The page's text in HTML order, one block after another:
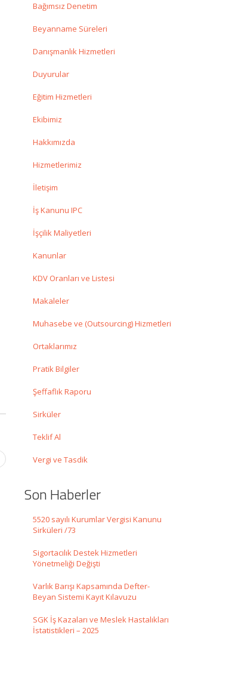
Bağımsız Denetim
Beyanname Süreleri
Danışmanlık Hizmetleri
Duyurular
Eğitim Hizmetleri
Ekibimiz
Hakkımızda
Hizmetlerimiz
İletişim
İş Kanunu IPC
İşçilik Maliyetleri
Kanunlar
KDV Oranları ve Listesi
Makaleler
Muhasebe ve (Outsourcing) Hizmetleri
Ortaklarımız
Pratik Bilgiler
Şeffaflık Raporu
Sirküler
Teklif Al
Vergi ve Tasdik
Son Haberler
5520 sayılı Kurumlar Vergisi Kanunu
Sirküleri /73
Sigortacılık Destek Hizmetleri
Yönetmeliği Değişti
Varlık Barışı Kapsamında Defter-
Beyan Sistemi Kayıt Kılavuzu
SGK İş Kazaları ve Meslek Hastalıkları
İstatistikleri – 2025